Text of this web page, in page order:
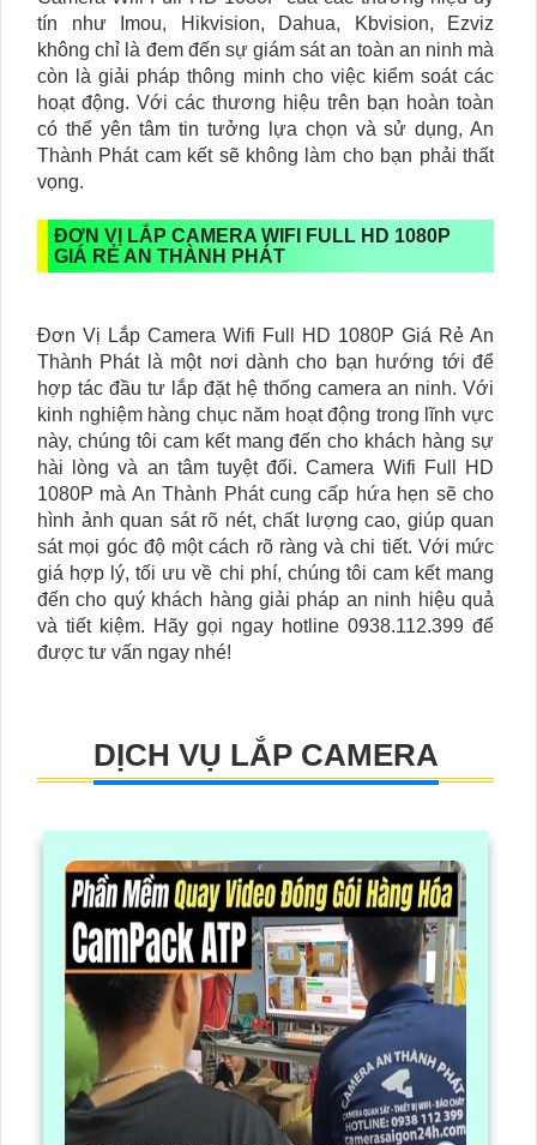
tín như Imou, Hikvision, Dahua, Kbvision, Ezviz
không chỉ là đem đến sự giám sát an toàn an ninh mà
còn là giải pháp thông minh cho việc kiểm soát các
hoạt động. Với các thương hiệu trên bạn hoàn toàn
có thể yên tâm tin tưởng lựa chọn và sử dụng, An
Thành Phát cam kết sẽ không làm cho bạn phải thất
vọng.
ĐƠN VỊ LẮP CAMERA WIFI FULL HD 1080P
GIÁ RẺ AN THÀNH PHÁT
Đơn Vị Lắp Camera Wifi Full HD 1080P Giá Rẻ An
Thành Phát là một nơi dành cho bạn hướng tới để
hợp tác đầu tư lắp đặt hệ thống camera an ninh. Với
kinh nghiệm hàng chục năm hoạt động trong lĩnh vực
này, chúng tôi cam kết mang đến cho khách hàng sự
hài lòng và an tâm tuyệt đối. Camera Wifi Full HD
1080P mà An Thành Phát cung cấp hứa hẹn sẽ cho
hình ảnh quan sát rõ nét, chất lượng cao, giúp quan
sát mọi góc độ một cách rõ ràng và chi tiết. Với mức
giá hợp lý, tối ưu về chi phí, chúng tôi cam kết mang
đến cho quý khách hàng giải pháp an ninh hiệu quả
và tiết kiệm. Hãy gọi ngay hotline 0938.112.399 để
được tư vấn ngay nhé!
DỊCH VỤ LẮP CAMERA